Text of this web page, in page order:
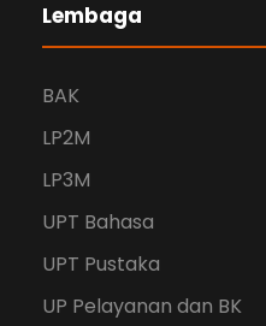
Lembaga
BAK
LP2M
LP3M
UPT Bahasa
UPT Pustaka
UP Pelayanan dan BK